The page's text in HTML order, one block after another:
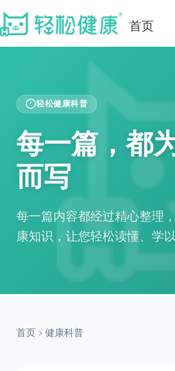
首页
轻松健康科普
每一篇，都
而写
每一篇内容都经过精心整理
康知识，让您轻松读懂、学以
首页 健康科普